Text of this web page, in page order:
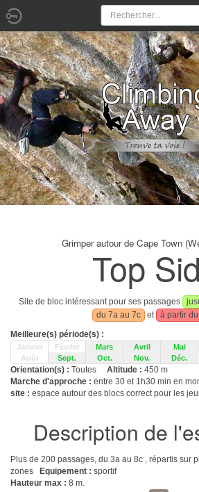
Grimper autour de Cape Town
Top
Site de bloc intéressant pour ses passages
du 7a au 7c
et à partir
Meilleure(s) période(s) :
Janvier Février Mars Avril Mai
Août
Sept. Oct. Nov. Déc.
Orientation(s) : Toutes Altitude : 450 m
Marche d'approche : entre 30 et 1h30 min en
site : espace autour des blocs correct pour les
Description de
Plus de 200 passages, du 3a au 8c , répartis sur
zones
Equipement : sportif
Hauteur max : 8 m.